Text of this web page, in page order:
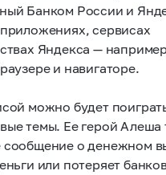
Банком России и
сервисах
Яндекса —
и навигаторе.
можно будет
темы. Ее герой Алеша
сообщение о денежном
или потеряет